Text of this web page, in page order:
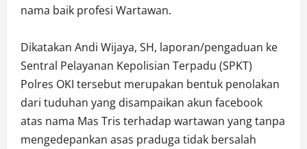
nama baik profesi Wartawan.
Dikatakan Andi Wijaya, SH, laporan/pengaduan ke
Sentral Pelayanan Kepolisian Terpadu (SPKT)
Polres OKI tersebut merupakan bentuk penolakan
dari tuduhan yang disampaikan akun facebook
atas nama Mas Tris terhadap wartawan yang tanpa
mengedepankan asas praduga tidak bersalah